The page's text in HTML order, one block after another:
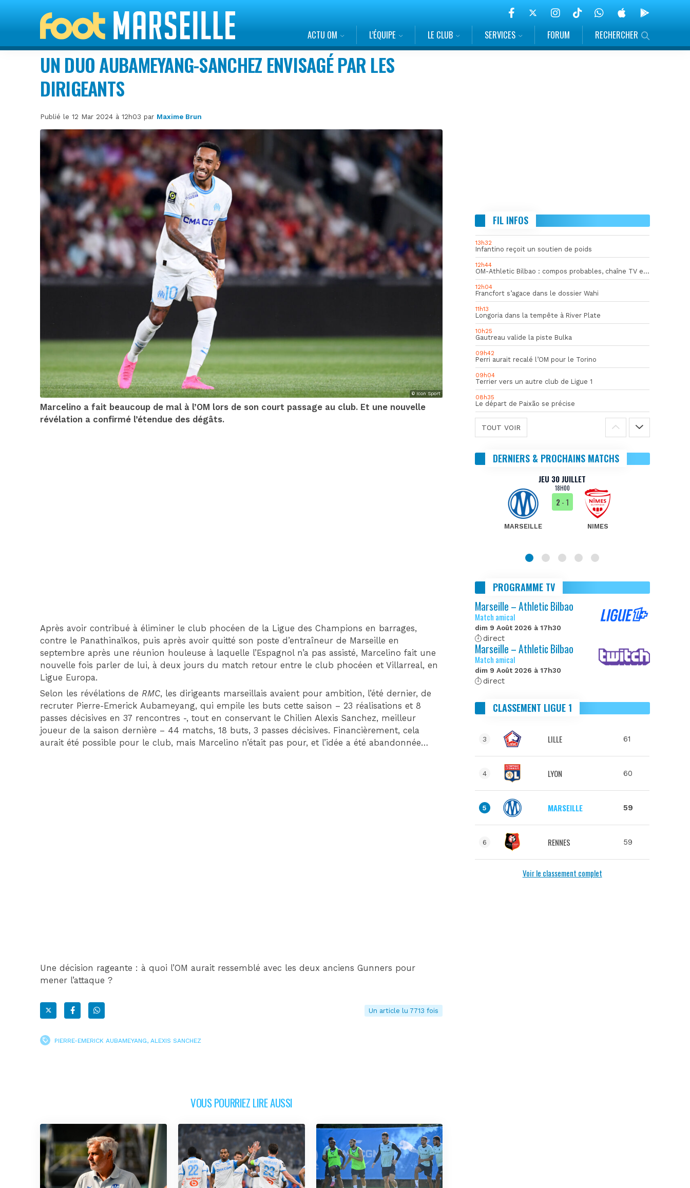
ACTU OM L’ÉQUIPE LE CLUB SERVICES FORUM RECHERCHER
UN DUO AUBAMEYANG-SANCHEZ ENVISAGÉ PAR LES
DIRIGEANTS
Publié le 12 Mar 2024 à 12h03 par Maxime Brun
© Icon Sport
Marcelino a fait beaucoup de mal à l’OM lors de son court passage au club. Et une nouvelle
révélation a confirmé l’étendue des dégâts.
Après avoir contribué à éliminer le club phocéen de la Ligue des Champions en barrages,
contre le Panathinaïkos, puis après avoir quitté son poste d’entraîneur de Marseille en
septembre après une réunion houleuse à laquelle l’Espagnol n’a pas assisté, Marcelino fait une
nouvelle fois parler de lui, à deux jours du match retour entre le club phocéen et Villarreal, en
Ligue Europa.
Selon les révélations de RMC, les dirigeants marseillais avaient pour ambition, l’été dernier, de
recruter Pierre-Emerick Aubameyang, qui empile les buts cette saison – 23 réalisations et 8
passes décisives en 37 rencontres -, tout en conservant le Chilien Alexis Sanchez, meilleur
joueur de la saison dernière – 44 matchs, 18 buts, 3 passes décisives. Financièrement, cela
aurait été possible pour le club, mais Marcelino n’était pas pour, et l’idée a été abandonnée…
Une décision rageante : à quoi l’OM aurait ressemblé avec les deux anciens Gunners pour
mener l’attaque ?
Un article lu 7713 fois
PIERRE-EMERICK AUBAMEYANG,ALEXIS SANCHEZ
VOUS POURRIEZ LIRE AUSSI
FIL INFOS
13h32
Infantino reçoit un soutien de poids
12h44
OM-Athletic Bilbao : compos probables, chaîne TV et heure du match
12h04
Francfort s’agace dans le dossier Wahi
11h13
Longoria dans la tempête à River Plate
10h25
Gautreau valide la piste Bulka
09h42
Perri aurait recalé l’OM pour le Torino
09h04
Terrier vers un autre club de Ligue 1
08h35
Le départ de Paixão se précise
TOUT VOIR
DERNIERS & PROCHAINS MATCHS
JEU 30 JUILLET
18H00
MARSEILLE
2- 1
NIMES
PROGRAMME TV
Marseille – Athletic Bilbao
Match amical
dim 9 Août 2026 à 17h30
direct
Marseille – Athletic Bilbao
Match amical
dim 9 Août 2026 à 17h30
direct
CLASSEMENT LIGUE 1
3 LILLE 61
4 LYON 60
5 MARSEILLE 59
6 RENNES 59
Voir le classement complet